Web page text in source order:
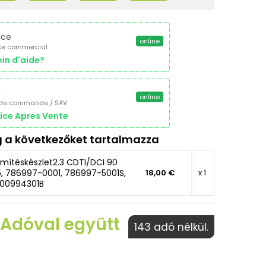
commercial
d'aide?
online
commande / SAV
Apres Vente
online
a következőket tartalmazza
CDTI/DCI 90
786997-0001, 786997-5001S,
18,00 € x 1
Adóval együtt 143 adó nélkül.